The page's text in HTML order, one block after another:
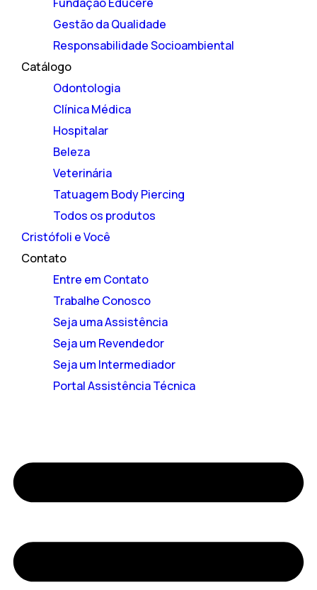
Gestão da Qualidade
Responsabilidade Socioambiental
Catálogo
Odontologia
Clínica Médica
Hospitalar
Beleza
Veterinária
Tatuagem Body Piercing
Todos os produtos
Cristófoli e Você
Contato
Entre em Contato
Trabalhe Conosco
Seja uma Assistência
Seja um Revendedor
Seja um Intermediador
Portal Assistência Técnica